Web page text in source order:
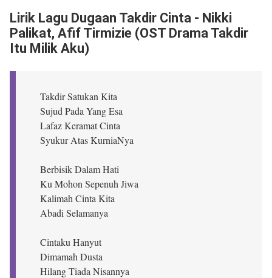
Lirik Lagu Dugaan Takdir Cinta - Nikki
Palikat, Afif Tirmizie (OST Drama Takdir
Itu Milik Aku)
Takdir Satukan Kita
Sujud Pada Yang Esa
Lafaz Keramat Cinta
Syukur Atas KurniaNya
Berbisik Dalam Hati
Ku Mohon Sepenuh Jiwa
Kalimah Cinta Kita
Abadi Selamanya
Cintaku Hanyut
Dimamah Dusta
Hilang Tiada Nisannya